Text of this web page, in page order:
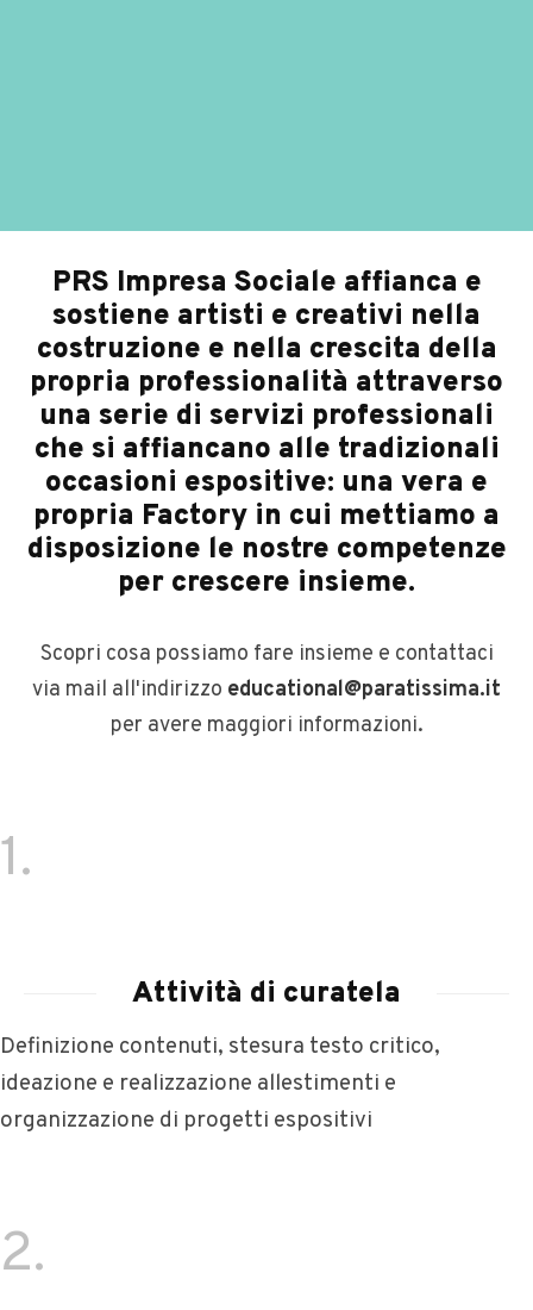
PRS Impresa Sociale affianca e
sostiene artisti e creativi nella
costruzione e nella crescita della
propria professionalità attraverso
una serie di servizi professionali
che si affiancano alle tradizionali
occasioni espositive: una vera e
propria Factory in cui mettiamo a
disposizione le nostre competenze
per crescere insieme.
Scopri cosa possiamo fare insieme e contattaci
via mail all'indirizzo educational@paratissima.it
per avere maggiori informazioni.
1.
Attività di curatela
Definizione contenuti, stesura testo critico,
ideazione e realizzazione allestimenti e
organizzazione di progetti espositivi
2.